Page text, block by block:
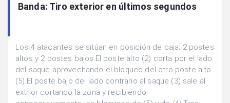
Banda: Tiro exterior en últimos segundos
Los 4 atacantes se sitúan en posición de caja; 2 postes
altos y 2 postes bajos.El poste alto (2) corta por el lado
del saque aprovechando el bloqueo del otro poste alto
(5).El poste bajo del lado contrario al saque (3) sale al
extrior cortando la zona y recibiendo